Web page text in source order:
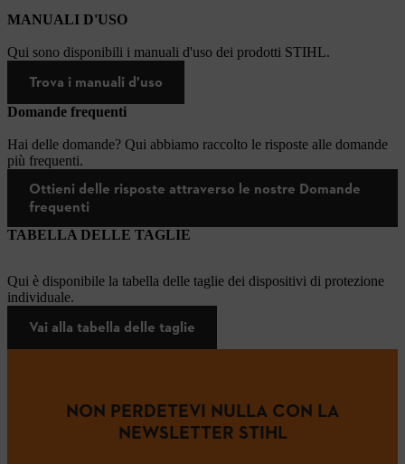
MANUALI D'USO
Qui sono disponibili i manuali d'uso dei prodotti STIHL.
Trova i manuali d'uso
Domande frequenti
Hai delle domande? Qui abbiamo raccolto le risposte alle domande
più frequenti.
Ottieni delle risposte attraverso le nostre Domande
frequenti
TABELLA DELLE TAGLIE
Qui è disponibile la tabella delle taglie dei dispositivi di protezione
individuale.
Vai alla tabella delle taglie
NON PERDETEVI NULLA CON LA
NEWSLETTER STIHL